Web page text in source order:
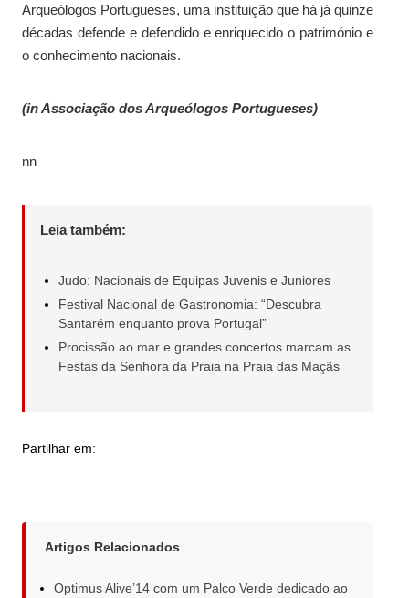
Arqueólogos Portugueses, uma instituição que há já quinze
décadas defende e defendido e enriquecido o património e
o conhecimento nacionais.
(in Associação dos Arqueólogos Portugueses)
nn
Leia também:
Judo: Nacionais de Equipas Juvenis e Juniores
Festival Nacional de Gastronomia: “Descubra
Santarém enquanto prova Portugal”
Procissão ao mar e grandes concertos marcam as
Festas da Senhora da Praia na Praia das Maçãs
Partilhar em:
Artigos Relacionados
Optimus Alive’14 com um Palco Verde dedicado ao